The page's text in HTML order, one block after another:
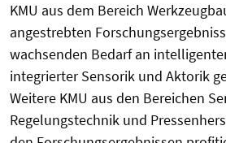
KMU aus dem Bereich
angestrebten
wachsenden Bedarf an
integrierter Sensorik und Aktorik
Weitere KMU aus den Bereichen
Regelungstechnik und